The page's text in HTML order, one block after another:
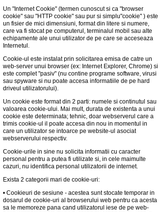
Un "Internet Cookie" (termen cunoscut si ca "browser
cookie" sau "HTTP cookie" sau pur si simplu"cookie" ) este
un fisier de mici dimensiuni, format din litere si numere,
care va fi stocat pe computerul, terminalul mobil sau alte
echipamente ale unui utilizator de pe care se acceseaza
Internetul.
Cookie-ul este instalat prin solicitarea emisa de catre un
web-server unui browser (ex: Internet Explorer, Chrome) si
este complet "pasiv" (nu contine programe software, virusi
sau spyware si nu poate accesa informatiile de pe hard
driveul utilizatorului).
Un cookie este format din 2 parti: numele si continutul sau
valoarea cookie-ului. Mai mult, durata de existenta a unui
cookie este determinata; tehnic, doar webserverul care a
trimis cookie-ul il poate accesa din nou in momentul in
care un utilizator se intoarce pe website-ul asociat
webserverului respectiv.
Cookie-urile in sine nu solicita informatii cu caracter
personal pentru a putea fi utilizate si, in cele maimulte
cazuri, nu identifica personal utilizatorii de internet.
Exista 2 categorii mari de cookie-uri:
• Cookieuri de sesiune - acestea sunt stocate temporar in
dosarul de cookie-uri al browserului web pentru ca acesta
sa le memoreze pana cand utilizatorul iese de pe web-